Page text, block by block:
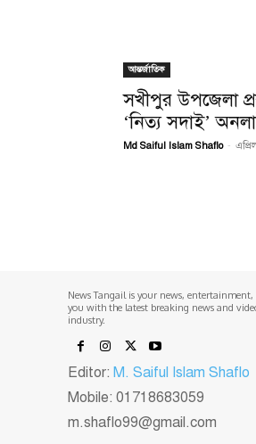
আন্তর্জাতিক
সখীপুর উপজেলা
‘নিত্য সদাই’
Md Saiful Islam Shaflo -
News Tangail is your news,
you with the latest breaking news and
industry.
Editor: M. Saiful Islam Shaflo
Mobile: 01718683059
m.shaflo99@gmail.com